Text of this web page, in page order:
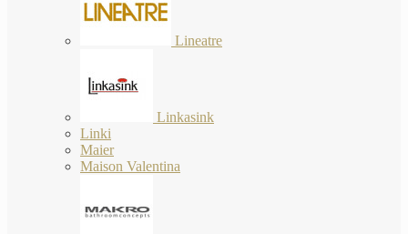
Lineatre
Linkasink
Linki
Maier
Maison Valentina